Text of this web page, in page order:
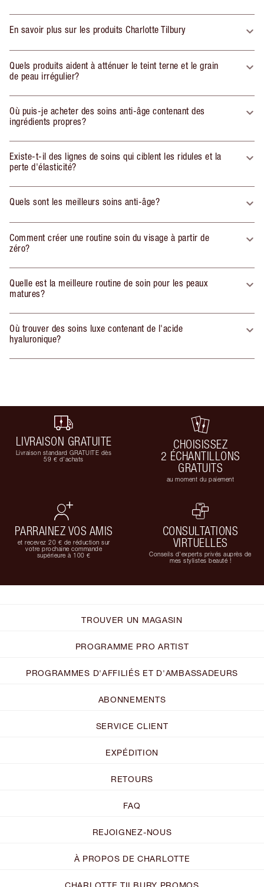
En savoir plus sur les produits Charlotte Tilbury
Quels produits aident à atténuer le teint terne et le grain
de peau irrégulier?
Où puis-je acheter des soins anti-âge contenant des
ingrédients propres?
Existe-t-il des lignes de soins qui ciblent les ridules et la
perte d'élasticité?
Quels sont les meilleurs soins anti-âge?
Comment créer une routine soin du visage à partir de
zéro?
Quelle est la meilleure routine de soin pour les peaux
matures?
Où trouver des soins luxe contenant de l'acide
hyaluronique?
LIVRAISON GRATUITE
Livraison standard GRATUITE dès
59 € d'achats
CHOISISSEZ
2 ÉCHANTILLONS
GRATUITS
au moment du paiement
PARRAINEZ VOS AMIS
et recevez 20 € de réduction sur
votre prochaine commande
supérieure à 100 €
CONSULTATIONS
VIRTUELLES
Conseils d'experts privés auprès de
mes stylistes beauté !
TROUVER UN MAGASIN
PROGRAMME PRO ARTIST
PROGRAMMES D'AFFILIÉS ET D'AMBASSADEURS
ABONNEMENTS
SERVICE CLIENT
EXPÉDITION
RETOURS
FAQ
REJOIGNEZ-NOUS
À PROPOS DE CHARLOTTE